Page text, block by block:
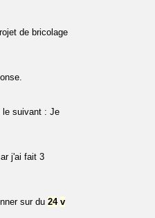
de bricolage
le suivant : Je
j'ai fait 3
sur du 24 v